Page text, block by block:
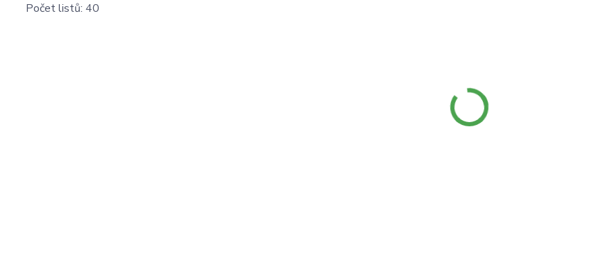
Počet listů: 40